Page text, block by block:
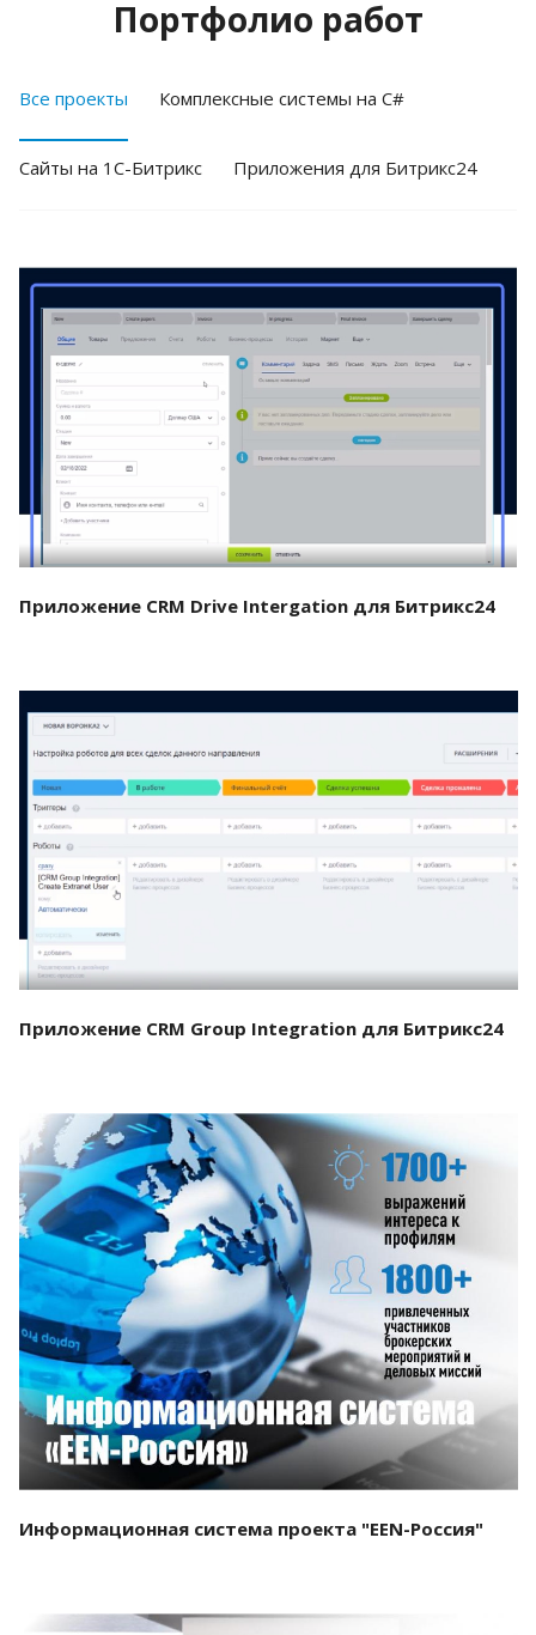
Портфолио работ
Все проекты Комплексные системы на C#
Cайты на 1С-Битрикс Приложения для Битрикс24
Смотреть проект
Приложение CRM Drive Intergation для Битрикс24
Смотреть проект
Приложение CRM Group Integration для Битрикс24
Смотреть проект
Информационная система проекта "EEN-Россия"